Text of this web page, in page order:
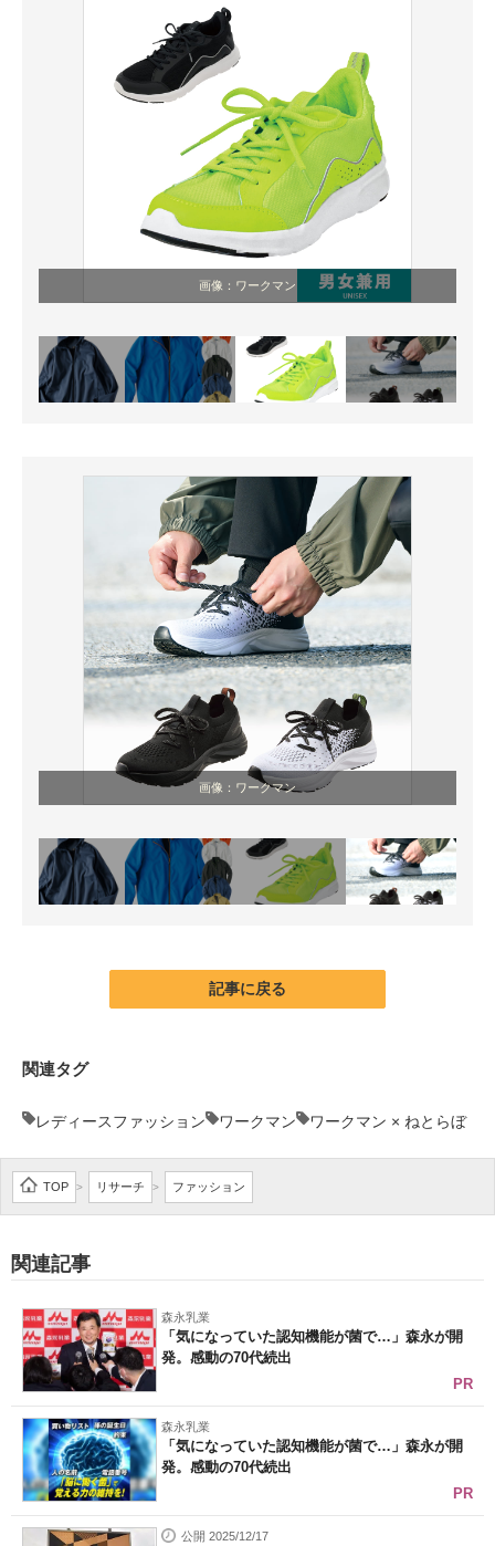
画像：ワークマン
画像：ワークマン
記事に戻る
関連タグ
レディースファッション ワークマン ワークマン × ねとらぼ
TOP > リサーチ > ファッション
関連記事
森永乳業
「気になっていた認知機能が菌で…」森永が開
発。感動の70代続出
PR
森永乳業
「気になっていた認知機能が菌で…」森永が開
発。感動の70代続出
PR
公開 2025/12/17